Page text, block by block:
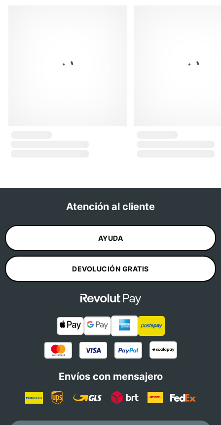
Atención al cliente
AYUDA
DEVOLUCIÓN GRATIS
Envíos con mensajero